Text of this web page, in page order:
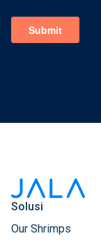
Solusi
Our Shrimps